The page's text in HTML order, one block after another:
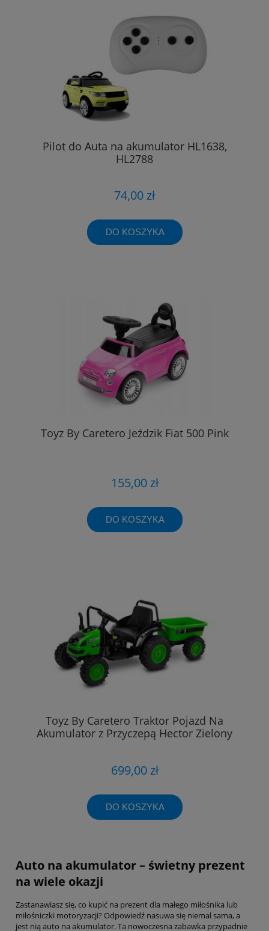
Pilot do Auta na akumulator HL1638,
HL2788
74,00 zł
DO KOSZYKA
Toyz By Caretero Jeździk Fiat 500 Pink
155,00 zł
DO KOSZYKA
Toyz By Caretero Traktor Pojazd Na
Akumulator z Przyczepą Hector Zielony
699,00 zł
DO KOSZYKA
Auto na akumulator – świetny prezent
na wiele okazji
Zastanawiasz się, co kupić na prezent dla małego miłośnika lub
miłośniczki motoryzacji? Odpowiedź nasuwa się niemal sama, a
jest nią auto na akumulator. Ta nowoczesna zabawka przypadnie